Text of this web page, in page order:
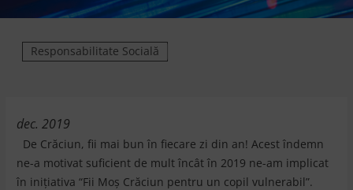
Responsabilitate Socială
dec. 2019
De Crăciun, fii mai bun în fiecare zi din an! Acest îndemn
ne-a motivat suficient de mult încât în 2019 ne-am implicat
în iniţiativa “Fii Moș Crăciun pentru un copil vulnerabil”.